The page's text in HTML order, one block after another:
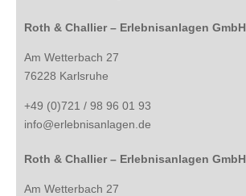
Roth & Challier – Erlebnisanlagen GmbH
Am Wetterbach 27
76228 Karlsruhe
+49 (0)721 / 98 96 01 93
info@erlebnisanlagen.de
Roth & Challier – Erlebnisanlagen GmbH
Am Wetterbach 27